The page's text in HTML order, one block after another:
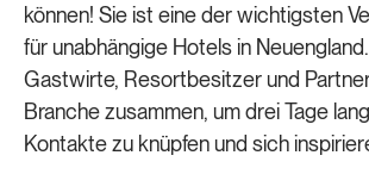
können! Sie ist eine der wichtigsten
für unabhängige Hotels in
Gastwirte, Resortbesitzer und
Branche zusammen, um drei Tage
Kontakte zu knüpfen und sich